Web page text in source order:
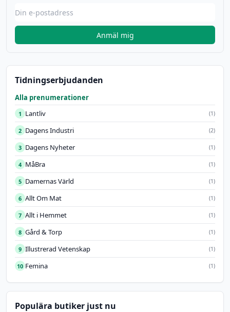
Anmäl mig
Tidningserbjudanden
Alla prenumerationer
1 Lantliv (1)
2 Dagens Industri (2)
3 Dagens Nyheter (1)
4 MåBra (1)
5 Damernas Värld (1)
6 Allt Om Mat (1)
7 Allt i Hemmet (1)
8 Gård & Torp (1)
9 Illustrerad Vetenskap (1)
10 Femina (1)
Populära butiker just nu